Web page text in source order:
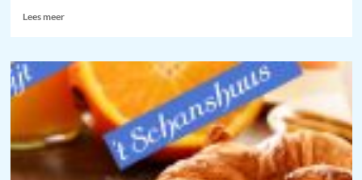
Lees meerLees
Dorpsontbijt
op
Koningsdag